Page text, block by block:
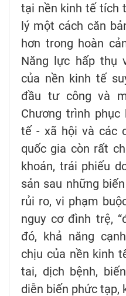
tại nền kinh tế tích
lý một cách căn
hơn trong hoàn
Năng lực hấp thụ
của nền kinh tế
đầu tư công và
Chương trình
tế - xã hội và các
quốc gia còn rất
khoán, trái phiếu
sản sau những
rủi ro, vi phạm
nguy cơ đình trệ,
đó, khả năng
chịu của nền kinh
tai, dịch bệnh,
diễn biến phức tạp,